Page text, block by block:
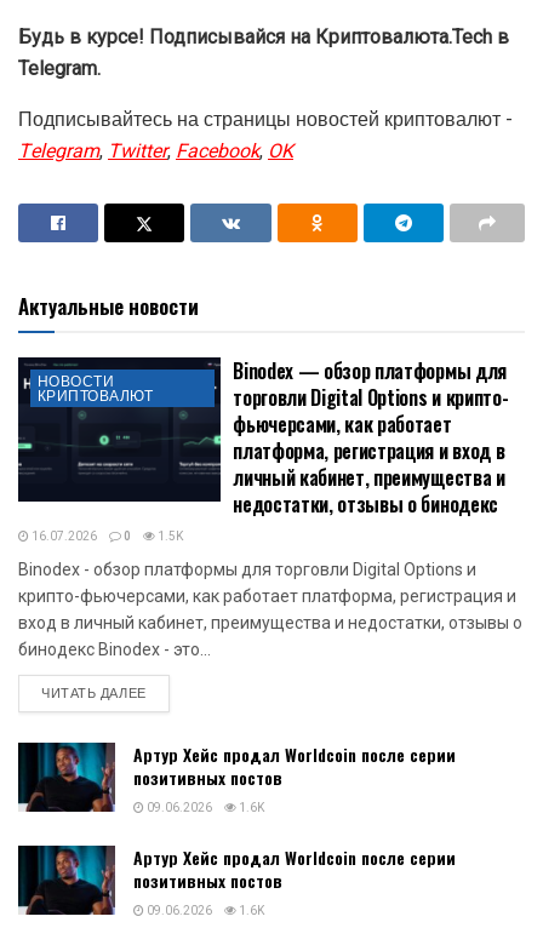
Будь в курсе! Подписывайся на Криптовалюта.Tech в
Telegram.
Подписывайтесь на страницы новостей криптовалют -
Telegram,Twitter,Facebook,OK
Актуальные новости
НОВОСТИ
КРИПТОВАЛЮТ
Binodex — обзор платформы для
торговли Digital Options и крипто-
фьючерсами, как работает
платформа, регистрация и вход в
личный кабинет, преимущества и
недостатки, отзывы о бинодекс
16.07.2026 0 1.5K
Binodex - обзор платформы для торговли Digital Options и
крипто-фьючерсами, как работает платформа, регистрация и
вход в личный кабинет, преимущества и недостатки, отзывы о
бинодекс Binodex - это...
ЧИТАТЬ ДАЛЕЕDETAILS
Артур Хейс продал Worldcoin после серии
позитивных постов
09.06.2026 1.6K
Артур Хейс продал Worldcoin после серии
позитивных постов
09.06.2026 1.6K